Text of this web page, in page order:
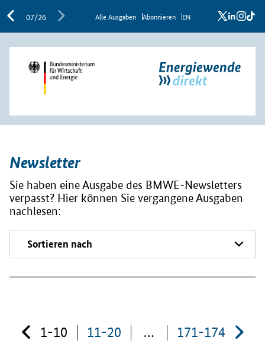
07/26 Al­le Aus­ga­ben Abon­nie­ren EN x
Newsletter
Sie haben eine Ausgabe des BMWE-Newsletters
verpasst? Hier können Sie vergangene Ausgaben
nachlesen:
1-10 11-20 … 171-174